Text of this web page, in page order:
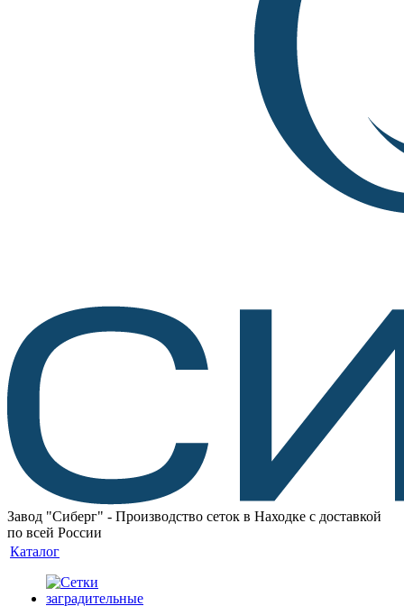
Завод "Сиберг" - Производство сеток в Находке с доставкой
по всей России
Каталог